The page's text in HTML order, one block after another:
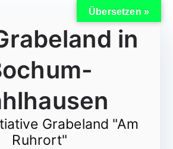
in
Grabeland "Am
Ruhrort"
Übersetzen »